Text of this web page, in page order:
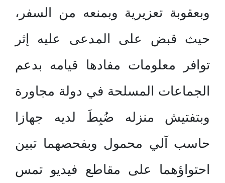
وبعقوبة تعزيرية وبمنعه من السفر،
حيث قبض على المدعى عليه إثر
توافر معلومات مفادها قيامه بدعم
الجماعات المسلحة في دولة مجاورة
وبتفتيش منزله ضُبِطَ لديه جهازا
حاسب آلي محمول وبفحصهما تبين
احتواؤهما على مقاطع فيديو تمس